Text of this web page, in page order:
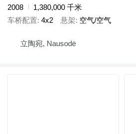
2008
1,380,000 千米
车桥配置 4x2 悬架 空气/空气
立陶宛, Nausodė